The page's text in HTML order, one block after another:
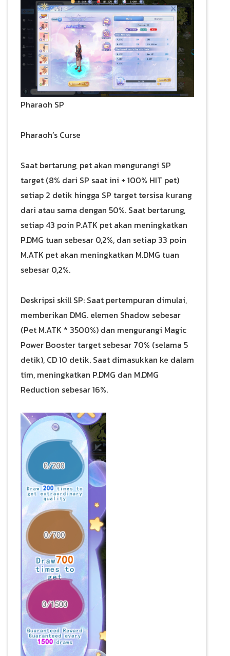
Pharaoh SP
Pharaoh’s Curse
Saat bertarung, pet akan mengurangi SP
target (8% dari SP saat ini + 100% HIT pet)
setiap 2 detik hingga SP target tersisa kurang
dari atau sama dengan 50%. Saat bertarung,
setiap 43 poin P.ATK pet akan meningkatkan
P.DMG tuan sebesar 0,2%, dan setiap 33 poin
M.ATK pet akan meningkatkan M.DMG tuan
sebesar 0,2%.
Deskripsi skill SP: Saat pertempuran dimulai,
memberikan DMG. elemen Shadow sebesar
(Pet M.ATK * 3500%) dan mengurangi Magic
Power Booster target sebesar 70% (selama 5
detik), CD 10 detik. Saat dimasukkan ke dalam
tim, meningkatkan P.DMG dan M.DMG
Reduction sebesar 16%.